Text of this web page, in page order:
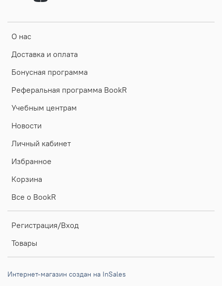
О нас
Доставка и оплата
Бонусная программа
Реферальная программа BookR
Учебным центрам
Новости
Личный кабинет
Избранное
Корзина
Все о BookR
Регистрация/Вход
Товары
Интернет-магазин создан на InSales